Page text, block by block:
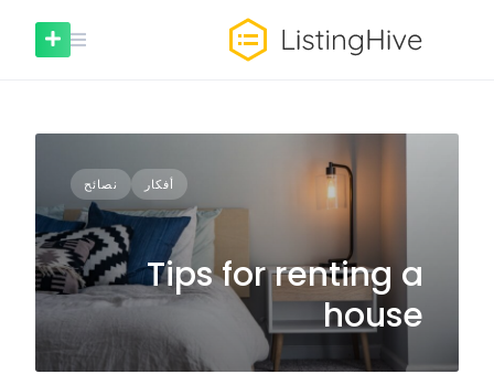
أفكار نصائح
Tips for renting a
house